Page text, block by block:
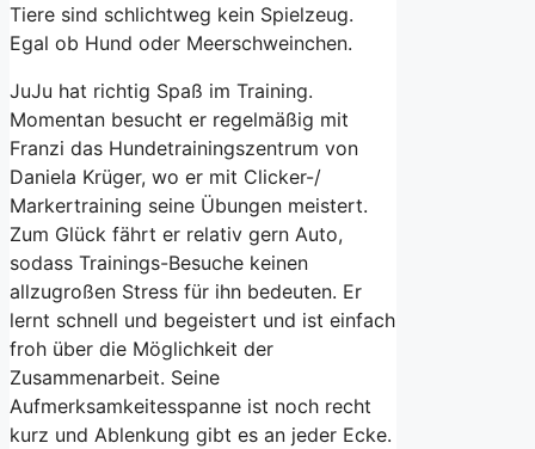
Tiere sind schlichtweg kein Spielzeug.
Egal ob Hund oder Meerschweinchen.
JuJu hat richtig Spaß im Training.
Momentan besucht er regelmäßig mit
Franzi das Hundetrainingszentrum von
Daniela Krüger, wo er mit Clicker-/
Markertraining seine Übungen meistert.
Zum Glück fährt er relativ gern Auto,
sodass Trainings-Besuche keinen
allzugroßen Stress für ihn bedeuten. Er
lernt schnell und begeistert und ist einfach
froh über die Möglichkeit der
Zusammenarbeit. Seine
Aufmerksamkeitesspanne ist noch recht
kurz und Ablenkung gibt es an jeder Ecke.